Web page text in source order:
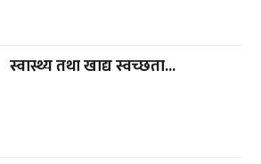
स्वास्थ्य तथा खाद्य स्वच्छता...